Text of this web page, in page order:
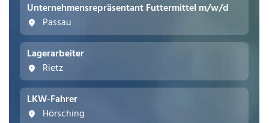
Unternehmensrepräsentant Futtermittel m/w/d
Passau
Lagerarbeiter
Rietz
LKW-Fahrer
Hörsching